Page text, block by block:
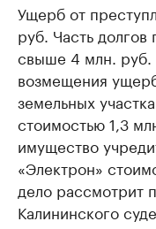
Ущерб от
руб. Часть
свыше 4 млн. руб.
возмещения
земельных
стоимостью 1,3
имущество
«Электрон»
дело рассмотрит
Калининского